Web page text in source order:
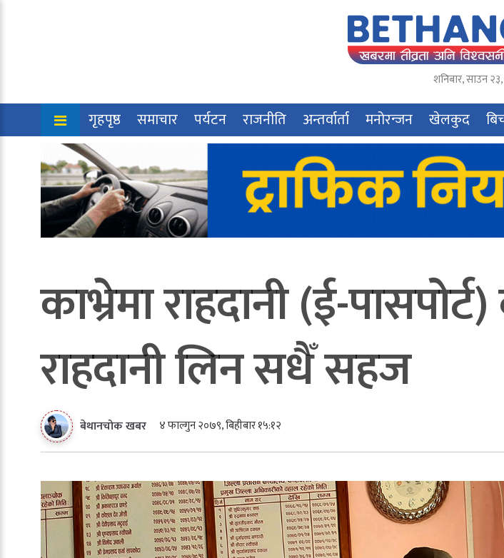
शनिबार,साउन२३,
गृहपृष्ठ समाचार पर्यटन राजनीति अन्तर्वार्ता मनोरन्जन खेलकुद
काभ्रेमा राहदानी (ई-
राहदानी लिन सधैँ सहज
बेथानचोक खबर ४ फाल्गुन २०७९, बिहीबार १५:१२